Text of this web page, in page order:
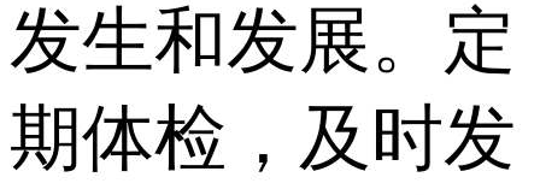
发生和发展。定
期体检，及时发